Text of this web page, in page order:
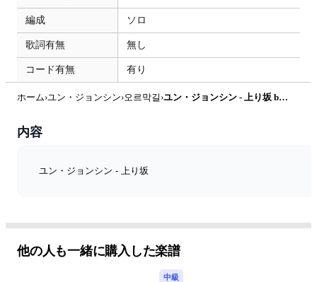
編成 ソロ
歌詞有無 無し
コード有無 有り
ホーム›ユン・ジョンシン›오르막길 › ユン・ジョンシン - 上り坂 by PIANOiNU
内容
ユン・ジョンシン - 上り坂
他の人も一緒に購入した楽譜
中級